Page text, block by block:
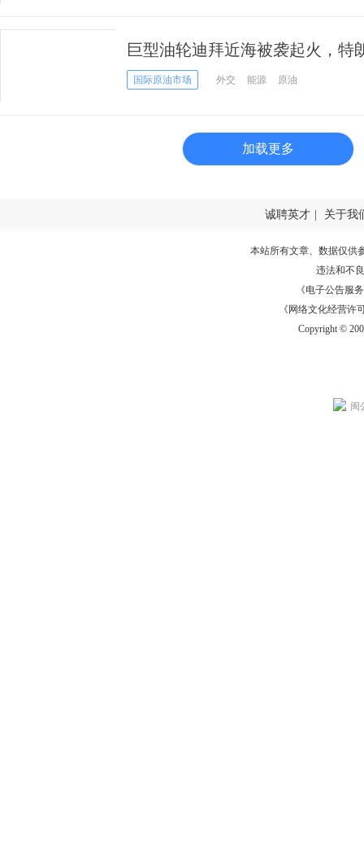
巨型油轮迪拜近海被袭起火，特
国际原油市场 外交 能源 原油
加载更多
诚聘英才 关于我
本站所有文章、数据仅供
违法和不
《电子公告服务
《网络文化经营许
Copyright ©
闽